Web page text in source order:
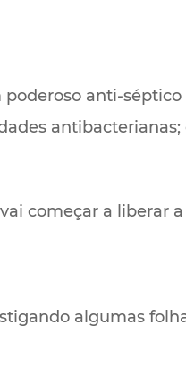
anti-
começar a liberar
algumas